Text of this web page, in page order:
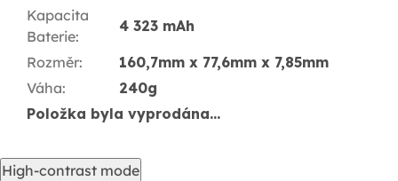
Kapacita
Baterie:
4 323 mAh
Rozměr:
160,7mm x 77,6mm x 7,85mm
Váha:
240g
Položka byla vyprodána…
High-contrast mode